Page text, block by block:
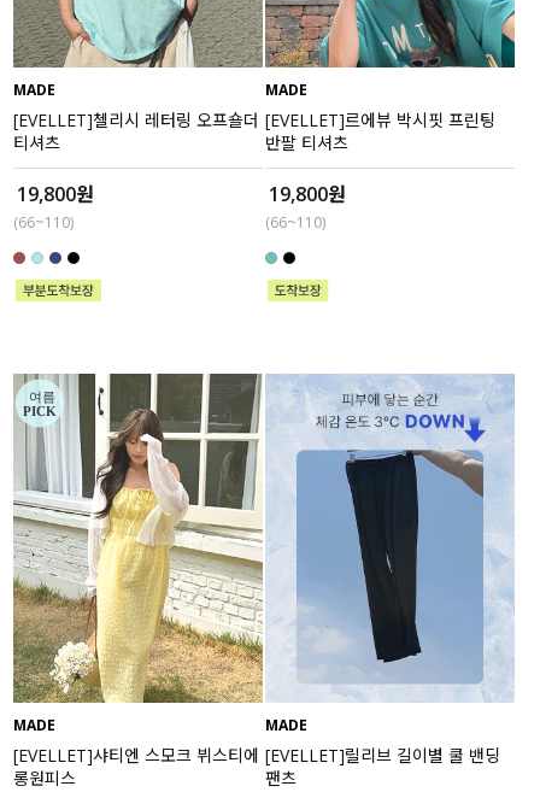
MADE
[EVELLET]첼리시 레터링 오프숄더
티셔츠
19,800원
(66~110)
MADE
[EVELLET]르에뷰 박시핏 프린팅
반팔 티셔츠
19,800원
(66~110)
MADE
[EVELLET]샤티엔 스모크 뷔스티에
롱원피스
MADE
[EVELLET]릴리브 길이별 쿨 밴딩
팬츠